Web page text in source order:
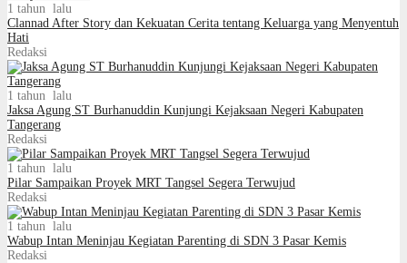
1 tahun lalu
Clannad After Story dan Kekuatan Cerita tentang Keluarga yang Menyentuh
Hati
Redaksi
1 tahun lalu
Jaksa Agung ST Burhanuddin Kunjungi Kejaksaan Negeri Kabupaten
Tangerang
Redaksi
1 tahun lalu
Pilar Sampaikan Proyek MRT Tangsel Segera Terwujud
Redaksi
1 tahun lalu
Wabup Intan Meninjau Kegiatan Parenting di SDN 3 Pasar Kemis
Redaksi